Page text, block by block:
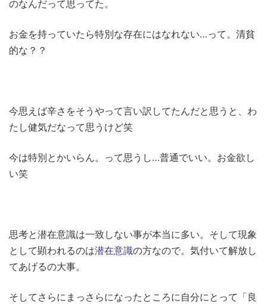
のなんだって思ってた。
お金を持っていたら特別な存在にはなれない…って。清貧
的な？？
今思えば辛さをそうやって言い訳してたんだと思うと、わ
たし健気だなって思うけど笑
今は特別とかいらん。って思うし…普通でいい。お金欲し
い笑
思考と潜在意識は一致しない事が本当に多い。そして現象
として顕われるのは潜在意識の方なので。気付いて解放し
てあげるの大事。
そしてさらにまっさらになったところに自分にとって「良